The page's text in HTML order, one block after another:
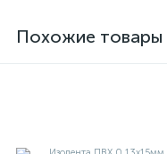
Похожие товары